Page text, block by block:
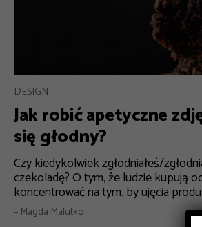
DESIGN
Jak robić apetyczne
się głodny?
Czy kiedykolwiek zgłodniałeś/
czekoladę? O tym, że ludzie kupują
koncentrować na tym, by ujęcia
– Magda Malutko